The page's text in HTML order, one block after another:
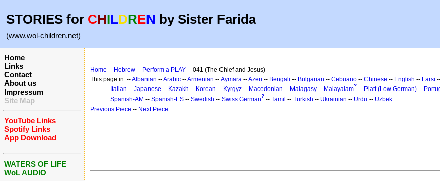
STORIES for CHILDREN by Sister Farida
(www.wol-children.net)
Home
Links
Contact
About us
Impressum
Site Map
YouTube Links
Spotify Links
App Download
WATERS OF LIFE
WoL AUDIO
Home -- Hebrew -- Perform a PLAY -- 041 (The Chief and Jesus)
This page in: --Albanian --Arabic --Armenian --Aymara --Azeri -- Bengali -- Bulgarian -- Cebuano -- Chinese -- English -- Farsi
Italian -- Japanese -- Kazakh -- Korean -- Kyrgyz -- Macedonian -- Malagasy -- Malayalam? -- Platt (Low German) --
Spanish-AM -- Spanish-ES -- Swedish -- Swiss German? -- Tamil -- Turkish -- Ukrainian -- Urdu -- Uzbek
Previous Piece -- Next Piece